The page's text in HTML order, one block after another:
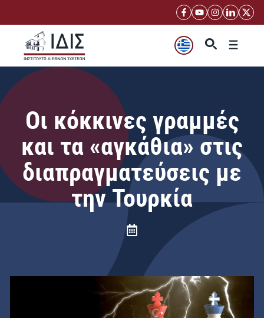
περιεχόμενο
Μενού
Οι κόκκινες γραμμές
και τα «αγκάθια» στις
διαπραγματεύσεις με
την Τουρκία